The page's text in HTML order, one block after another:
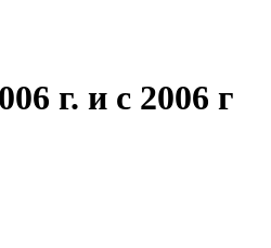
г. и с 2006 г